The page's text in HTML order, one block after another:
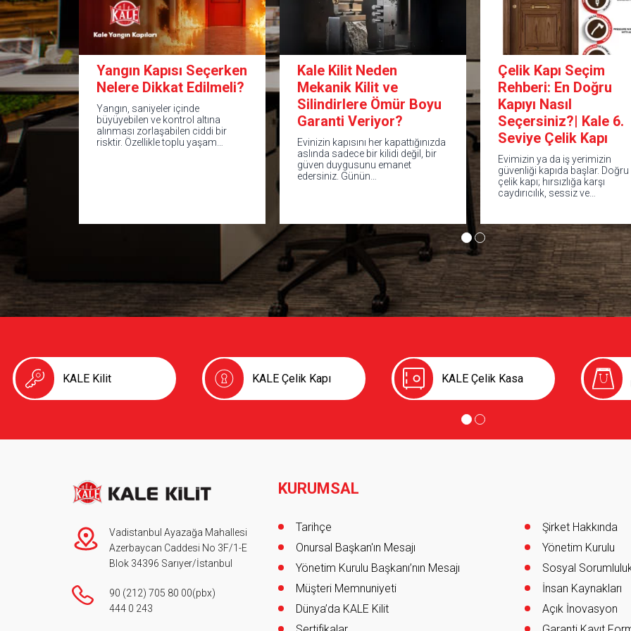
Yangın Kapısı Seçerken
Nelere Dikkat Edilmeli?
Yangın, saniyeler içinde
büyüyebilen ve kontrol altına
alınması zorlaşabilen ciddi bir
risktir. Özellikle toplu yaşam…
Kale Kilit Neden
Mekanik Kilit ve
Silindirlere Ömür Boyu
Garanti Veriyor?
Evinizin kapısını her kapattığınızda
aslında sadece bir kilidi değil, bir
güven duygusunu emanet
edersiniz. Günün…
Çelik Kapı Seçim
Rehberi: En Doğru
Kapıyı Nasıl
Seçersiniz?| Kale 6.
Seviye Çelik Kapı
Evimizin ya da iş yerimizin
güvenliği kapıda başlar. Doğru
çelik kapı; hırsızlığa karşı
caydırıcılık, sessiz ve…
KALE Kilit KALE Çelik Kapı KALE Çelik Kasa
Vadistanbul Ayazağa Mahallesi
Azerbaycan Caddesi No 3F/1-E
Blok 34396 Sarıyer/İstanbul
90 (212) 705 80 00(pbx)
444 0 243
Footer
KURUMSAL
Tarihçe
Onursal Başkan'ın Mesajı
Yönetim Kurulu Başkanı’nın Mesajı
Müşteri Memnuniyeti
Dünya’da KALE Kilit
Şirket Hakkında
Yönetim Kurulu
Sosyal
İnsan Kaynakları
Açık İnovasyon